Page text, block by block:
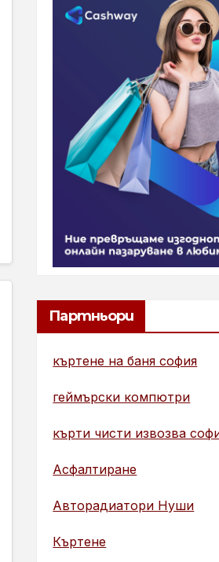
Партньори
къртене на баня софия
геймърски компютри
кърти чисти извозва
Асфалтиране
Авторадиатори Нуши
Къртене